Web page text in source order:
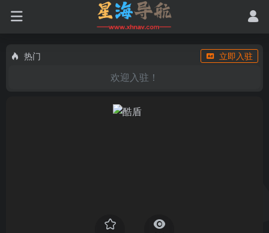
热门 立即入驻
欢迎入驻！